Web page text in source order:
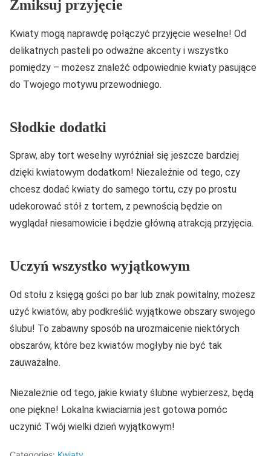
Zmiksuj przyjęcie
Kwiaty mogą naprawdę połączyć przyjęcie weselne! Od
delikatnych pasteli po odważne akcenty i wszystko
pomiędzy – możesz znaleźć odpowiednie kwiaty pasujące
do Twojego motywu przewodniego.
Słodkie dodatki
Spraw, aby tort weselny wyróżniał się jeszcze bardziej
dzięki kwiatowym dodatkom! Niezależnie od tego, czy
chcesz dodać kwiaty do samego tortu, czy po prostu
udekorować stół z tortem, z pewnością będzie on
wyglądał niesamowicie i będzie główną atrakcją przyjęcia.
Uczyń wszystko wyjątkowym
Od stołu z księgą gości po bar lub znak powitalny, możesz
użyć kwiatów, aby podkreślić wyjątkowe obszary swojego
ślubu! To zabawny sposób na urozmaicenie niektórych
obszarów, które bez kwiatów mogłyby nie być tak
zauważalne.
Niezależnie od tego, jakie kwiaty ślubne wybierzesz, będą
one piękne! Lokalna kwiaciarnia jest gotowa pomóc
uczynić Twój wielki dzień wyjątkowym!